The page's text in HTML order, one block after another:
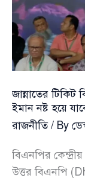
জান্নাতের টিকিট
ইমান নষ্ট হয়ে
রাজনীতি/ By
বিএনপির
উত্তর বিএনপি